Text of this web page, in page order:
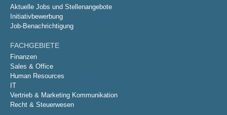
Aktuelle Jobs und Stellenangebote
Initiativbewerbung
Job-Benachrichtigung
FACHGEBIETE
Finanzen
Sales & Office
Human Resources
IT
Vertrieb & Marketing Kommunikation
Recht & Steuerwesen